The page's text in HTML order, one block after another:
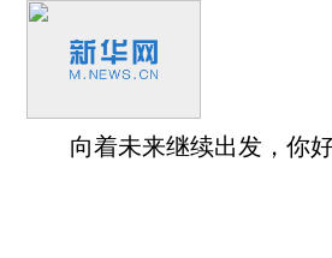
向着未来继续出发，你